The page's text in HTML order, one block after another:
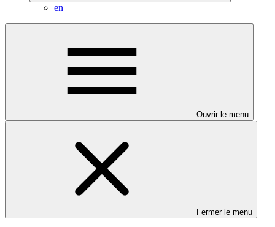
en
Ouvrir le menu
Fermer le menu